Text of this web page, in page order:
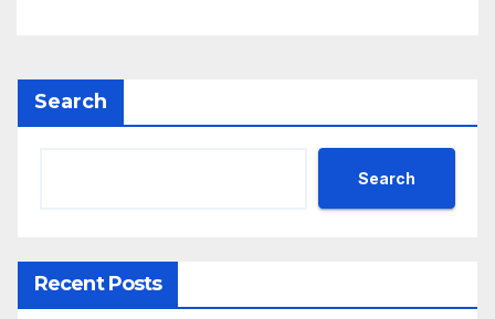
Search
Search
Recent Posts